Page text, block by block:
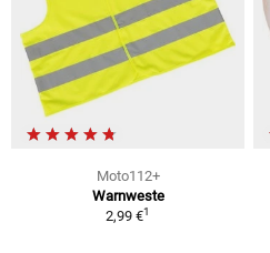
Moto112+
Warnweste
2,99 €1